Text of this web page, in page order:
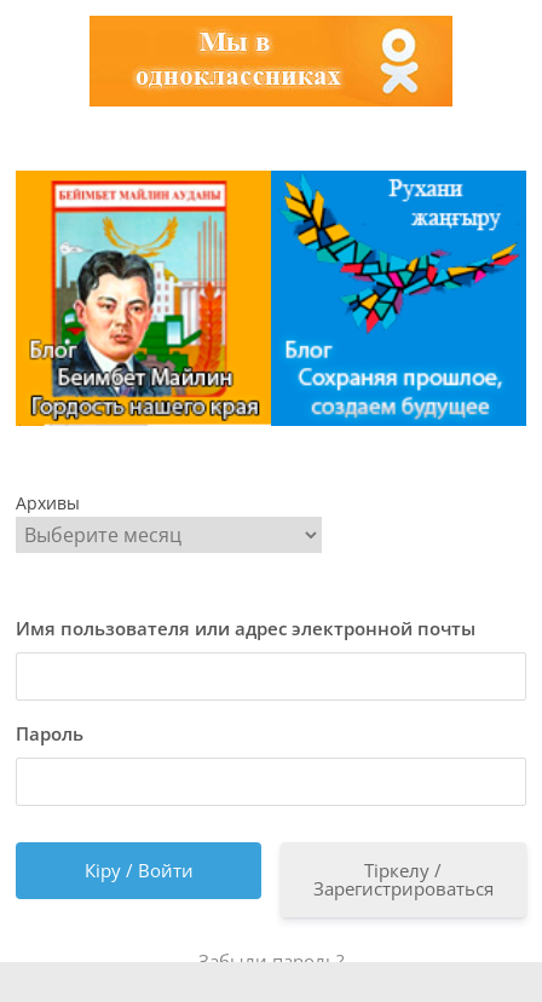
Архивы
Имя пользователя или адрес электронной почты
Пароль
Тіркелу /
Зарегистрироваться
Забыли пароль?